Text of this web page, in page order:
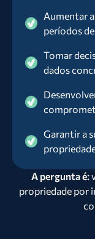
Aumentar
períodos
Tomar
dados
Garantir a
A pergunta é:
propriedade por